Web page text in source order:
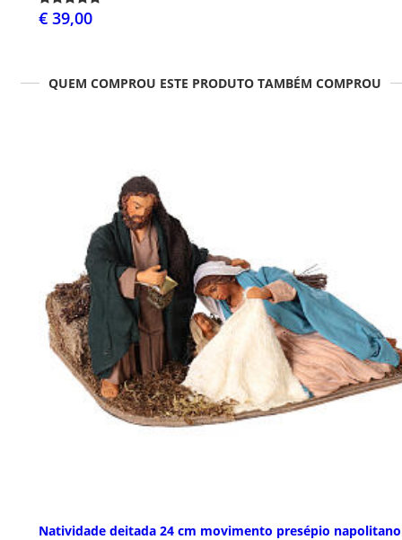
€ 39,00
QUEM COMPROU ESTE PRODUTO TAMBÉM COMPROU
Natividade deitada 24 cm movimento presépio napolitano